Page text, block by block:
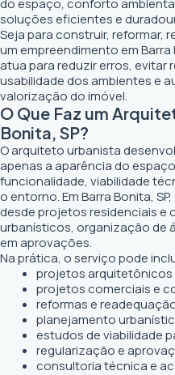
soluções eficientes e
Seja para construir, reformar,
um empreendimento em
atua para reduzir erros, evitar
usabilidade dos ambientes e
valorização do imóvel.
O Que Faz um
Bonita, SP?
O arquiteto urbanista
apenas a aparência do
funcionalidade, viabilidade
o entorno. Em Barra Bonita,
desde projetos residenciais e
urbanísticos, organização de
em aprovações.
Na prática, o serviço pode
projetos arquitetônicos
projetos comerciais e
reformas e
planejamento
estudos de viabilidade
regularização e
consultoria técnica e